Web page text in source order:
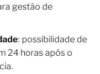
gestão de
: possibilidade de
24 horas após o